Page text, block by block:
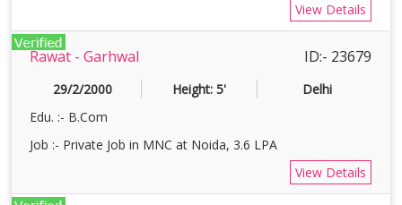
View Details
Rawat - Garhwal ID:- 23679
29/2/2000 Height: 5'
Delhi
Edu. :- B.Com
Job :- Private Job in MNC at Noida, 3.6 LPA
View Details